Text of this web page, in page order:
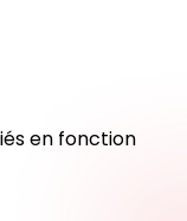
en fonction